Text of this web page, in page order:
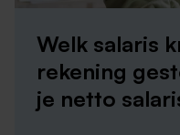
Welk salaris
rekening
je netto